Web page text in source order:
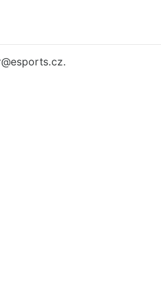
@esports.cz.